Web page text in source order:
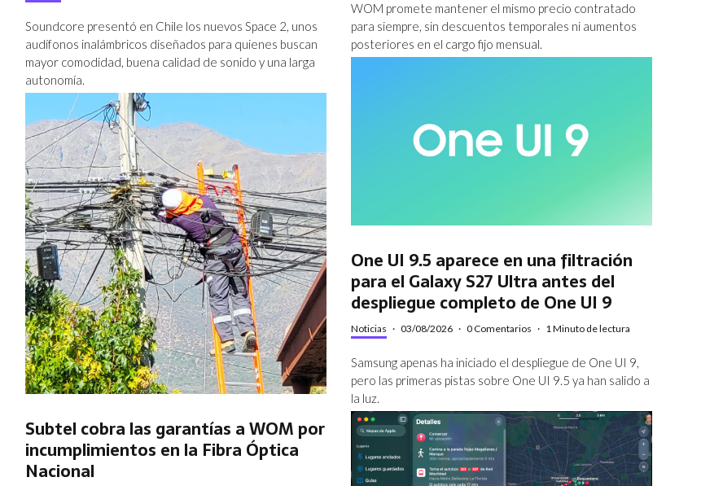
Soundcore presentó en Chile los nuevos Space 2, unos
audífonos inalámbricos diseñados para quienes buscan
mayor comodidad, buena calidad de sonido y una larga
autonomía.
Subtel cobra las garantías a WOM por
incumplimientos en la Fibra Óptica
Nacional
WOM promete mantener el mismo precio contratado
para siempre, sin descuentos temporales ni aumentos
posteriores en el cargo fijo mensual.
One UI 9.5 aparece en una filtración
para el Galaxy S27 Ultra antes del
despliegue completo de One UI 9
Noticias · 03/08/2026 · 0 Comentarios · 1 Minuto de lectura
Samsung apenas ha iniciado el despliegue de One UI 9,
pero las primeras pistas sobre One UI 9.5 ya han salido a
la luz.